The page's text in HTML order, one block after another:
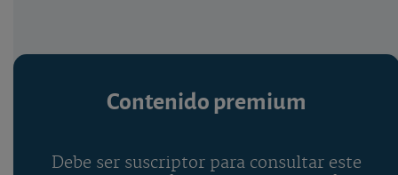
Contenido premium
Debe ser suscriptor para consultar este